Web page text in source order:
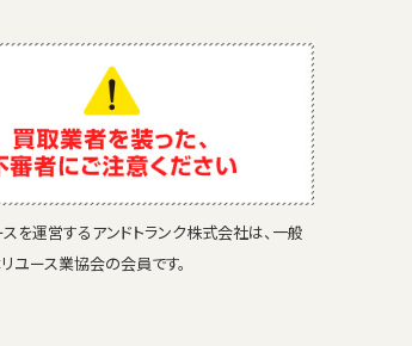
スを運営するアンドトランク株式会社は、一般
ユース業協会の会員です。